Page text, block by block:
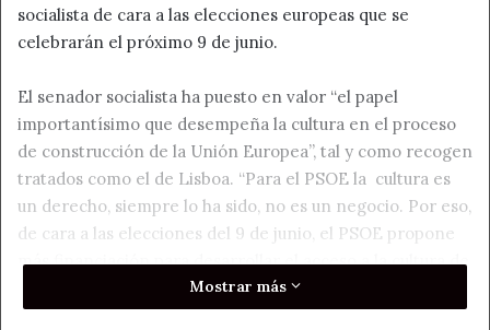
socialista de cara a las elecciones europeas que se
celebrarán el próximo 9 de junio.
El senador socialista ha puesto en valor “el papel
importantísimo que desempeña la cultura en el proceso
de construcción de la Unión Europea”, tal y como recogen
tratados como el de Lisboa. “Para el PSOE la cultura es
un derecho, siempre lo ha sido, no es un negocio. Por eso,
de cara a las elecciones del 9 de junio, el PSOE propone
más financiación para desarrollar el acceso a la cultura de
todas las generaciones de un modo inclusivo”, ha
declarado Salvador Vidal.
Mostrar más